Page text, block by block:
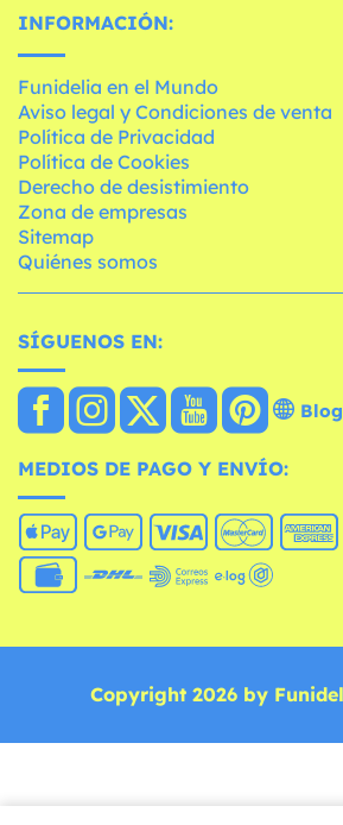
INFORMACIÓN:
Funidelia en el Mundo
Aviso legal y Condiciones de venta
Política de Privacidad
Política de Cookies
Derecho de desistimiento
Zona de empresas
Sitemap
Quiénes somos
SÍGUENOS EN:
Blog
MEDIOS DE PAGO Y ENVÍO:
Copyright 2026 by